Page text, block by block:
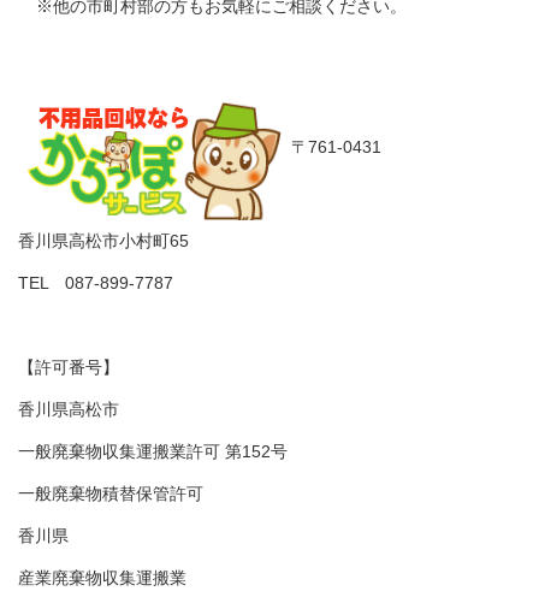
※他の市町村部の方もお気軽にご相談ください。
〒761-0431
香川県高松市小村町65
TEL 087-899-7787
【許可番号】
香川県高松市
一般廃棄物収集運搬業許可 第152号
一般廃棄物積替保管許可
香川県
産業廃棄物収集運搬業